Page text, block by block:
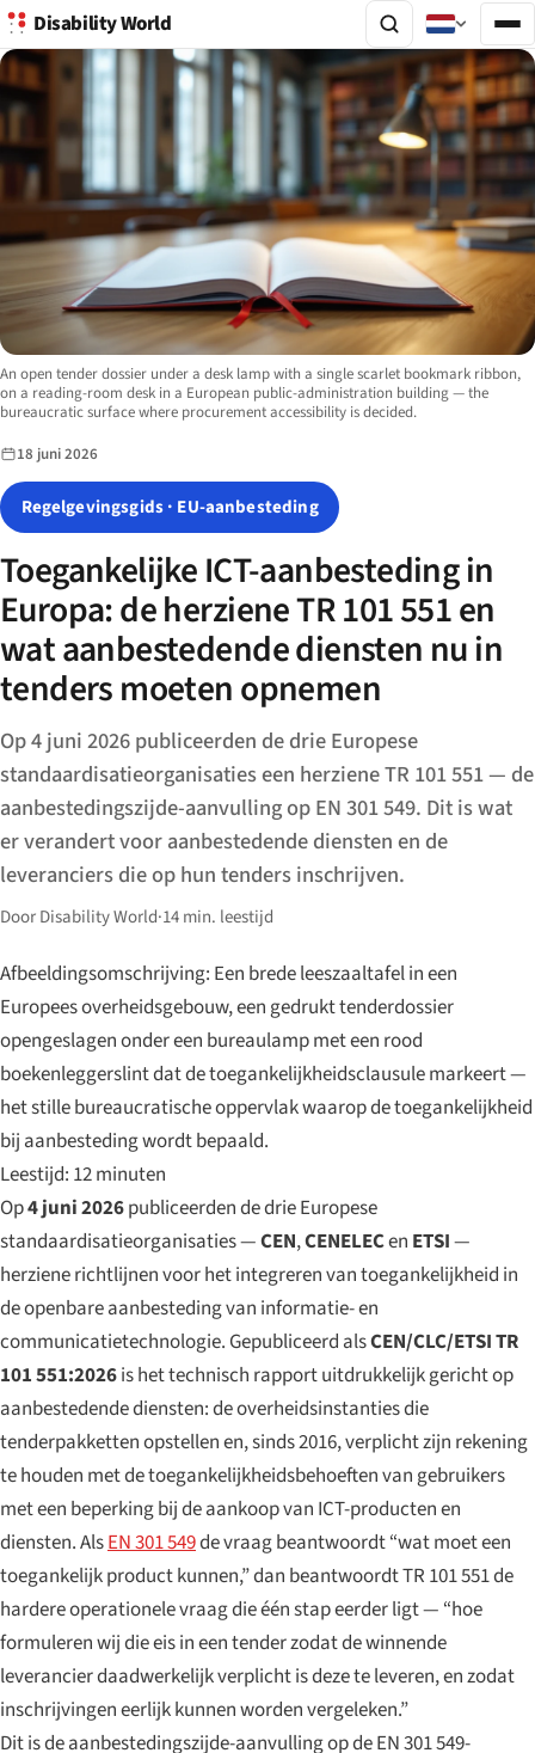
Disability World
Image description:
An open tender dossier under a desk lamp with a single scarlet bookmark ribbon,
on a reading-room desk in a European public-administration building — the
bureaucratic surface where procurement accessibility is decided.
18 juni 2026
Regelgevingsgids · EU-aanbesteding
Toegankelijke ICT-aanbesteding in
Europa: de herziene TR 101 551 en
wat aanbestedende diensten nu in
tenders moeten opnemen
Op 4 juni 2026 publiceerden de drie Europese
standaardisatieorganisaties een herziene TR 101 551 — de
aanbestedingszijde-aanvulling op EN 301 549. Dit is wat
er verandert voor aanbestedende diensten en de
leveranciers die op hun tenders inschrijven.
Door Disability World·14 min. leestijd
Afbeeldingsomschrijving: Een brede leeszaaltafel in een
Europees overheidsgebouw, een gedrukt tenderdossier
opengeslagen onder een bureaulamp met een rood
boekenleggerslint dat de toegankelijkheidsclausule markeert —
het stille bureaucratische oppervlak waarop de toegankelijkheid
bij aanbesteding wordt bepaald.
Leestijd: 12 minuten
Op4 juni 2026publiceerden de drie Europese
standaardisatieorganisaties —CEN,CENELECen ETSI—
herziene richtlijnen voor het integreren van toegankelijkheid in
de openbare aanbesteding van informatie- en
communicatietechnologie. Gepubliceerd alsCEN/CLC/ETSI TR
101 551:2026is het technisch rapport uitdrukkelijk gericht op
aanbestedende diensten: de overheidsinstanties die
tenderpakketten opstellen en, sinds 2016, verplicht zijn rekening
te houden met de toegankelijkheidsbehoeften van gebruikers
met een beperking bij de aankoop van ICT-producten en
diensten. AlsEN 301 549de vraag beantwoordt “wat moet een
toegankelijk product kunnen,” dan beantwoordt TR 101 551 de
hardere operationele vraag die één stap eerder ligt — “hoe
formuleren wij die eis in een tender zodat de winnende
leverancier daadwerkelijk verplicht is deze te leveren, en zodat
inschrijvingen eerlijk kunnen worden vergeleken.”
Dit is de aanbestedingszijde-aanvulling op de EN 301 549-